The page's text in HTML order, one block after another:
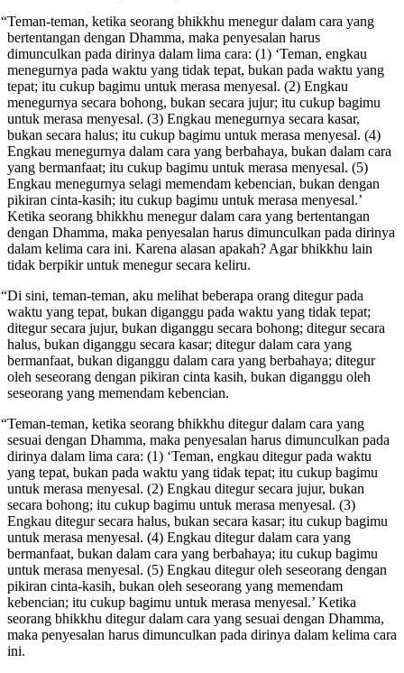
“Teman-teman, ketika seorang bhikkhu menegur dalam cara yang
bertentangan dengan Dhamma, maka penyesalan harus
dimunculkan pada dirinya dalam lima cara: (1) ‘Teman, engkau
menegurnya pada waktu yang tidak tepat, bukan pada waktu yang
tepat; itu cukup bagimu untuk merasa menyesal. (2) Engkau
menegurnya secara bohong, bukan secara jujur; itu cukup bagimu
untuk merasa menyesal. (3) Engkau menegurnya secara kasar,
bukan secara halus; itu cukup bagimu untuk merasa menyesal. (4)
Engkau menegurnya dalam cara yang berbahaya, bukan dalam cara
yang bermanfaat; itu cukup bagimu untuk merasa menyesal. (5)
Engkau menegurnya selagi memendam kebencian, bukan dengan
pikiran cinta-kasih; itu cukup bagimu untuk merasa menyesal.’
Ketika seorang bhikkhu menegur dalam cara yang bertentangan
dengan Dhamma, maka penyesalan harus dimunculkan pada dirinya
dalam kelima cara ini. Karena alasan apakah? Agar bhikkhu lain
tidak berpikir untuk menegur secara keliru.
“Di sini, teman-teman, aku melihat beberapa orang ditegur pada
waktu yang tepat, bukan diganggu pada waktu yang tidak tepat;
ditegur secara jujur, bukan diganggu secara bohong; ditegur secara
halus, bukan diganggu secara kasar; ditegur dalam cara yang
bermanfaat, bukan diganggu dalam cara yang berbahaya; ditegur
oleh seseorang dengan pikiran cinta kasih, bukan diganggu oleh
seseorang yang memendam kebencian.
“Teman-teman, ketika seorang bhikkhu ditegur dalam cara yang
sesuai dengan Dhamma, maka penyesalan harus dimunculkan pada
dirinya dalam lima cara: (1) ‘Teman, engkau ditegur pada waktu
yang tepat, bukan pada waktu yang tidak tepat; itu cukup bagimu
untuk merasa menyesal. (2) Engkau ditegur secara jujur, bukan
secara bohong; itu cukup bagimu untuk merasa menyesal. (3)
Engkau ditegur secara halus, bukan secara kasar; itu cukup bagimu
untuk merasa menyesal. (4) Engkau ditegur dalam cara yang
bermanfaat, bukan dalam cara yang berbahaya; itu cukup bagimu
untuk merasa menyesal. (5) Engkau ditegur oleh seseorang dengan
pikiran cinta-kasih, bukan oleh seseorang yang memendam
kebencian; itu cukup bagimu untuk merasa menyesal.’ Ketika
seorang bhikkhu ditegur dalam cara yang sesuai dengan Dhamma,
maka penyesalan harus dimunculkan pada dirinya dalam kelima cara
ini.